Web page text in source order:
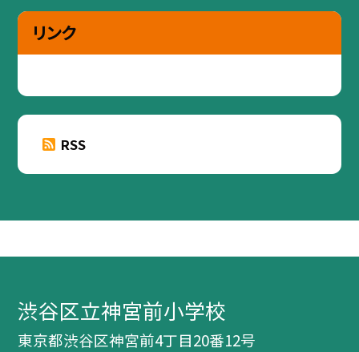
リンク
RSS
渋谷区立神宮前小学校
東京都渋谷区神宮前4丁目20番12号